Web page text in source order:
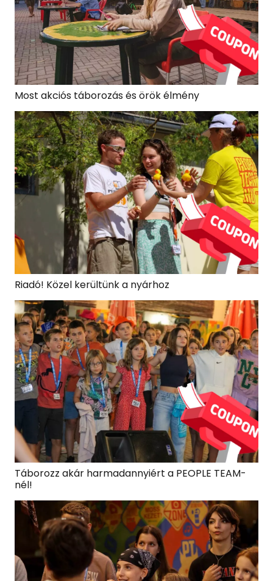
Most akciós táborozás és örök élmény
Riadó! Közel kerültünk a nyárhoz
Táborozz akár harmadannyiért a PEOPLE TEAM-
nél!